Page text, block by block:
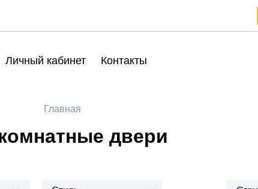
Личный кабинет Контакты
Главная
двери